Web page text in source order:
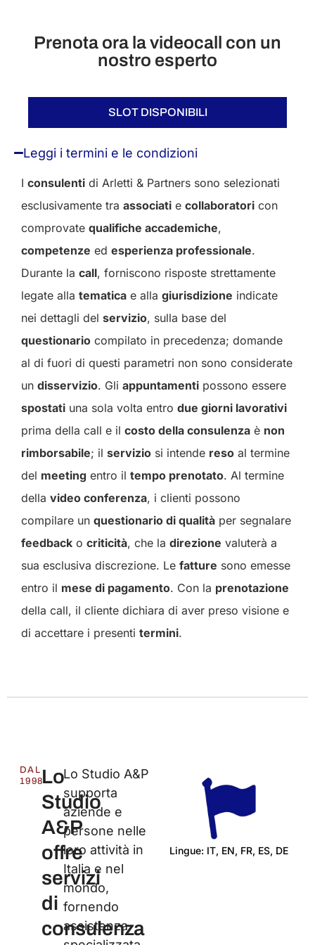
Prenota ora la videocall con un
nostro esperto
SLOT DISPONIBILI
Leggi i termini e le condizioni
I consulenti di Arletti & Partners sono selezionati
esclusivamente tra associati e collaboratori con
comprovate qualifiche accademiche,
competenze ed esperienza professionale.
Durante la call, forniscono risposte strettamente
legate alla tematica e alla giurisdizione indicate
nei dettagli del servizio, sulla base del
questionario compilato in precedenza; domande
al di fuori di questi parametri non sono considerate
un disservizio. Gli appuntamenti possono essere
spostati una sola volta entro due giorni lavorativi
prima della call e il costo della consulenza è non
rimborsabile; il servizio si intende reso al termine
del meeting entro il tempo prenotato. Al termine
della video conferenza, i clienti possono
compilare un questionario di qualità per segnalare
feedback o criticità, che la direzione valuterà a
sua esclusiva discrezione. Le fatture sono emesse
entro il mese di pagamento. Con la prenotazione
della call, il cliente dichiara di aver preso visione e
di accettare i presenti termini.
DAL
1998Lo
Studio
A&P
offre
servizi
di
consulenza
Lo Studio A&P
supporta
aziende e
persone nelle
loro attività in
Italia e nel
mondo,
fornendo
assistenza
Lingue: IT, EN, FR, ES, DE